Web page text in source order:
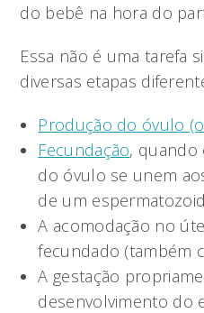
do bebê na hora do
Essa não é uma tarefa
diversas etapas
Produção do óvulo
Fecundação, quando
do óvulo se unem
de um
A acomodação no
fecundado (também
A gestação
desenvolvimento do